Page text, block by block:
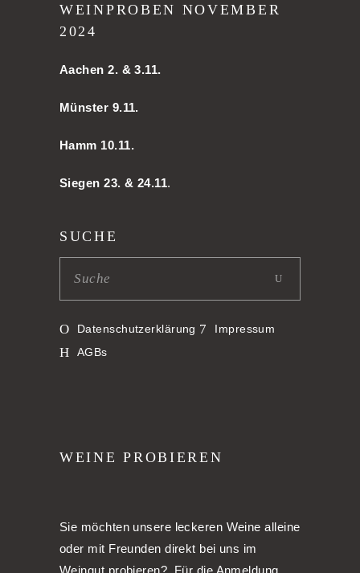
WEINPROBEN NOVEMBER
2024
Aachen 2. & 3.11.
Münster 9.11.
Hamm 10.11.
Siegen 23. & 24.11.
SUCHE
Datenschutzerklärung
Impressum
AGBs
WEINE PROBIEREN
Sie möchten unsere leckeren Weine alleine
oder mit Freunden direkt bei uns im